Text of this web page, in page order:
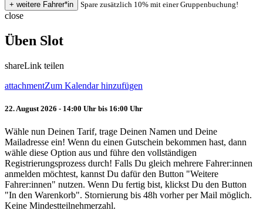
Spare zusätzlich 10% mit einer Gruppenbuchung!
close
Üben Slot
shareLink teilen
attachmentZum Kalendar hinzufügen
22. August 2026 - 14:00 Uhr bis 16:00 Uhr
Wähle nun Deinen Tarif, trage Deinen Namen und Deine
Mailadresse ein! Wenn du einen Gutschein bekommen hast, dann
wähle diese Option aus und führe den vollständigen
Registrierungsprozess durch! Falls Du gleich mehrere Fahrer:innen
anmelden möchtest, kannst Du dafür den Button "Weitere
Fahrer:innen" nutzen. Wenn Du fertig bist, klickst Du den Button
"In den Warenkorb". Stornierung bis 48h vorher per Mail möglich.
Keine Mindestteilnehmerzahl.